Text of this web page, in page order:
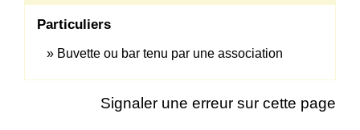
Particuliers
Buvette ou bar tenu par une association
Signaler une erreur sur cette page